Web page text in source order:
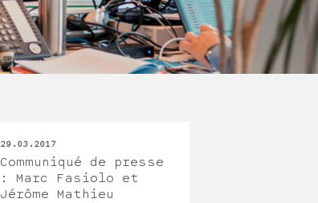
29.03.2017
Communiqué de presse
: Marc Fasiolo et
Jérôme Mathieu